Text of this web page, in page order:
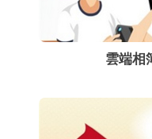
雲端相